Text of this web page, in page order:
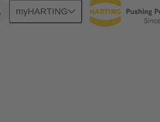
myHARTING
Han-Modular® der modulare Steckverbinder